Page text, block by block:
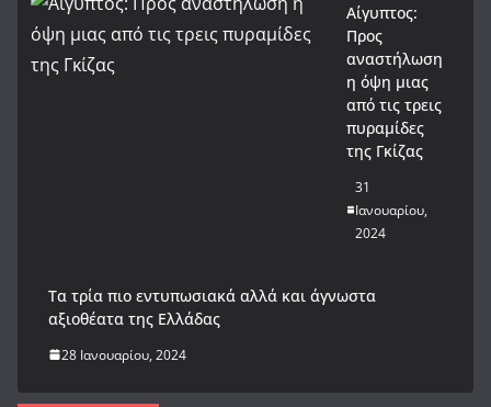
Αίγυπτος:
Προς
αναστήλωση
η όψη μιας
από τις τρεις
πυραμίδες
της Γκίζας
31
Ιανουαρίου,
2024
Tα τρία πιο εντυπωσιακά αλλά και άγνωστα
αξιοθέατα της Ελλάδας
28 Ιανουαρίου, 2024